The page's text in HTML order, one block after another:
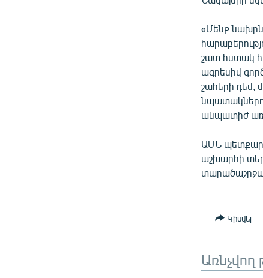
«Մենք
շատ հստակ
ագրեսիվ
շահերի դեմ,
անպատիժ
ԱՄՆ
աշխարհի
Կիսվել
Առնչվող